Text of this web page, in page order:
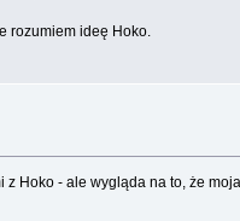
rozumiem ideę Hoko.
z Hoko - ale wygląda na to, że